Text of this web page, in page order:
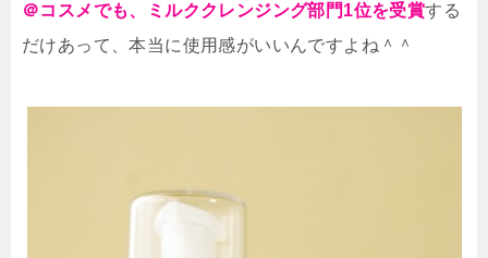
＠コスメでも、ミルククレンジング部門1位を受賞する
だけあって、本当に使用感がいいんですよね＾＾